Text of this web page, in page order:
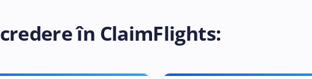
în ClaimFlights: